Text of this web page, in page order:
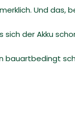
Und das,
der Akku
bauartbedingt